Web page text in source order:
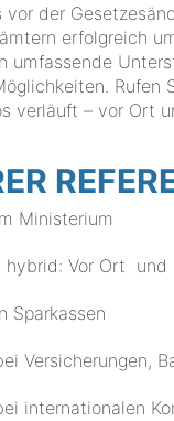
der
erfolgreich
umfassende
verläuft – vor Ort
Ministerium
hybrid: Vor Ort und
Sparkassen
Versicherungen,
internationalen